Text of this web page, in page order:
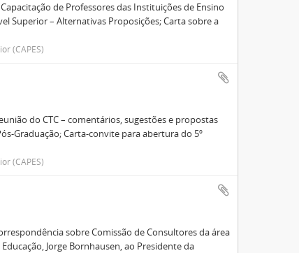
de Professores das Instituições de Ensino
Superior – Alternativas Proposições; Carta sobre a
(CAPES)
do CTC – comentários, sugestões e propostas
Graduação; Carta-convite para abertura do 5º
(CAPES)
sobre Comissão de Consultores da área
Jorge Bornhausen, ao Presidente da